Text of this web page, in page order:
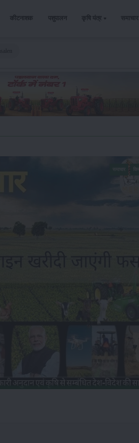
कीटनाशक पशुपालन कृषि यंत्र समाचार